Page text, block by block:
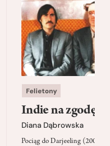
Felietony
Indie na zgodę
Diana Dąbrowska
Pociąg do Darjeeling (2007)